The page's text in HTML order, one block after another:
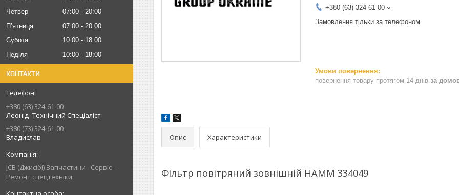
Четвер
07:00
20:00
Пʼятниця
07:00
20:00
Субота
10:00
18:00
Неділя
10:00 18:00
КОНТАКТИ
+380 (63) 324-61-00
Леонід -Технічний Спеціаліст
+380 (73) 324-61-00
Владислав
JCB (Джисібі) Запчастини - Сервіс -
Ремонт спецтехніки
+380 (63) 324-61-00
Замовлення тільки за телефоном
повернення товару протягом 14 днів за
Опис Характеристики
Фільтр повітряний зовнішній HAMM 334049